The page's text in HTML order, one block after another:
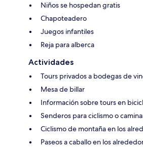
Niños se hospedan gratis
Chapoteadero
Juegos infantiles
Reja para alberca
Actividades
Tours privados a bodegas de
Mesa de billar
Información sobre tours en
Senderos para ciclismo o
Ciclismo de montaña en los
Paseos a caballo en los